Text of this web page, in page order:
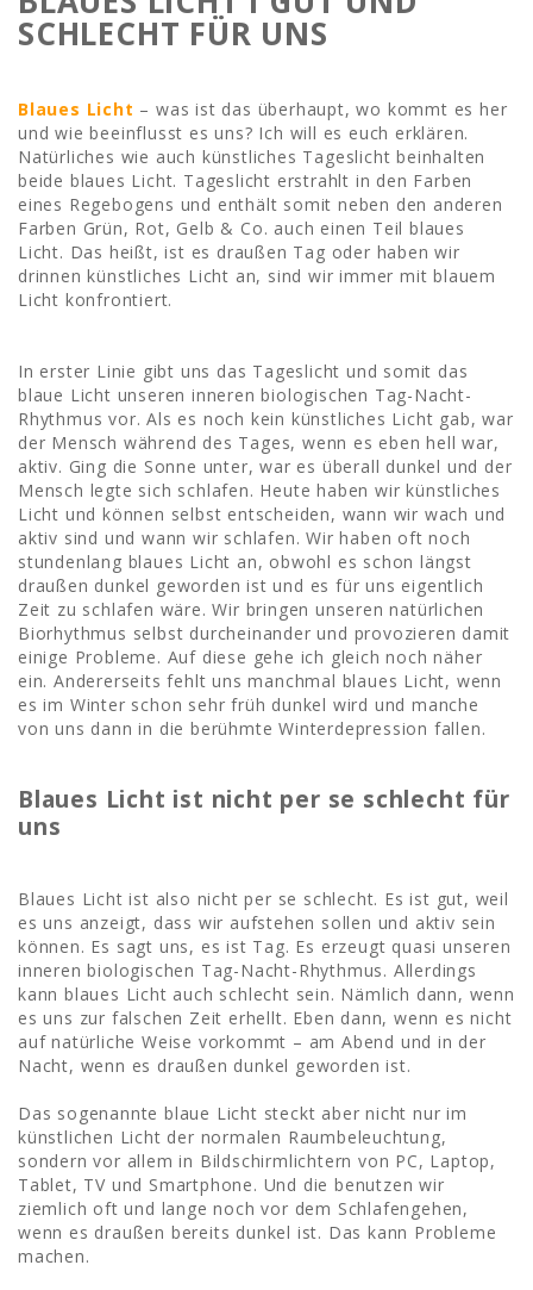
SCHLECHT FÜR UNS
Blaues Licht – was ist das überhaupt, wo kommt es her
und wie beeinflusst es uns? Ich will es euch erklären.
Natürliches wie auch künstliches Tageslicht beinhalten
beide blaues Licht. Tageslicht erstrahlt in den Farben
eines Regebogens und enthält somit neben den anderen
Farben Grün, Rot, Gelb & Co. auch einen Teil blaues
Licht. Das heißt, ist es draußen Tag oder haben wir
drinnen künstliches Licht an, sind wir immer mit blauem
Licht konfrontiert.
In erster Linie gibt uns das Tageslicht und somit das
blaue Licht unseren inneren biologischen Tag-Nacht-
Rhythmus vor. Als es noch kein künstliches Licht gab, war
der Mensch während des Tages, wenn es eben hell war,
aktiv. Ging die Sonne unter, war es überall dunkel und der
Mensch legte sich schlafen. Heute haben wir künstliches
Licht und können selbst entscheiden, wann wir wach und
aktiv sind und wann wir schlafen. Wir haben oft noch
stundenlang blaues Licht an, obwohl es schon längst
draußen dunkel geworden ist und es für uns eigentlich
Zeit zu schlafen wäre. Wir bringen unseren natürlichen
Biorhythmus selbst durcheinander und provozieren damit
einige Probleme. Auf diese gehe ich gleich noch näher
ein. Andererseits fehlt uns manchmal blaues Licht, wenn
es im Winter schon sehr früh dunkel wird und manche
von uns dann in die berühmte Winterdepression fallen.
Blaues Licht ist nicht per se schlecht für
uns
Blaues Licht ist also nicht per se schlecht. Es ist gut, weil
es uns anzeigt, dass wir aufstehen sollen und aktiv sein
können. Es sagt uns, es ist Tag. Es erzeugt quasi unseren
inneren biologischen Tag-Nacht-Rhythmus. Allerdings
kann blaues Licht auch schlecht sein. Nämlich dann, wenn
es uns zur falschen Zeit erhellt. Eben dann, wenn es nicht
auf natürliche Weise vorkommt – am Abend und in der
Nacht, wenn es draußen dunkel geworden ist.
Das sogenannte blaue Licht steckt aber nicht nur im
künstlichen Licht der normalen Raumbeleuchtung,
sondern vor allem in Bildschirmlichtern von PC, Laptop,
Tablet, TV und Smartphone. Und die benutzen wir
ziemlich oft und lange noch vor dem Schlafengehen,
wenn es draußen bereits dunkel ist. Das kann Probleme
machen.